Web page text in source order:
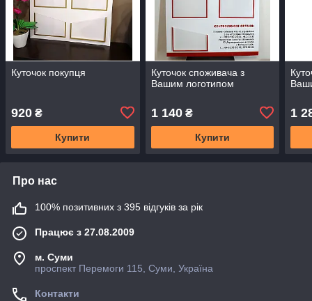
Куточок покупця
920 ₴
Купити
Куточок споживача з
Вашим логотипом
1 140₴
Купити
1
Про нас
100% позитивних з 395 відгуків за рік
Працює з 27.08.2009
м. Суми
проспект Перемоги 115, Суми, Україна
Контакти